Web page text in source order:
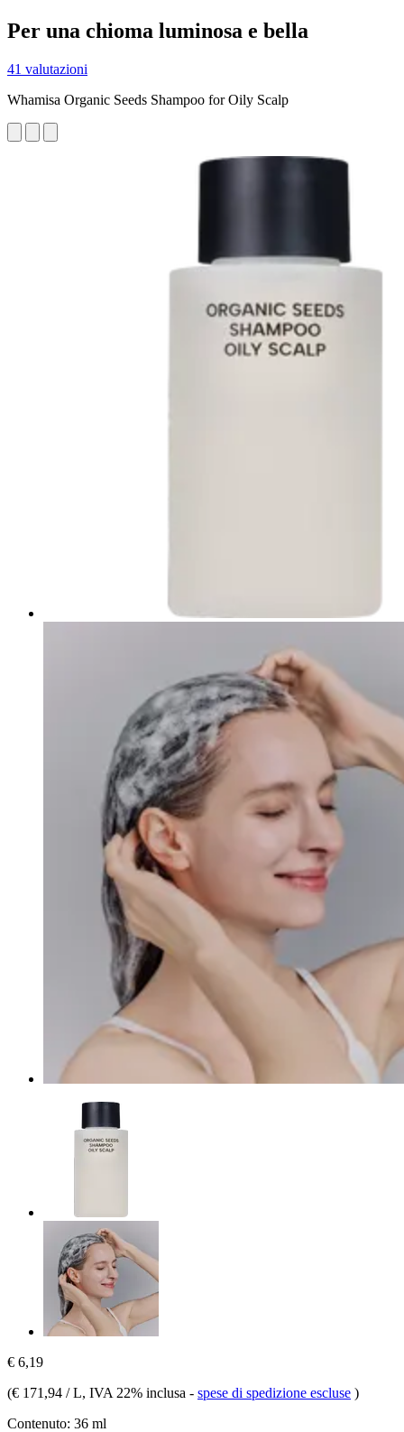
Per una chioma luminosa e bella
41 valutazioni
Whamisa Organic Seeds Shampoo for Oily Scalp
€ 6,19
(€ 171,94 / L, IVA 22% inclusa - spese di spedizione escluse )
Contenuto: 36 ml